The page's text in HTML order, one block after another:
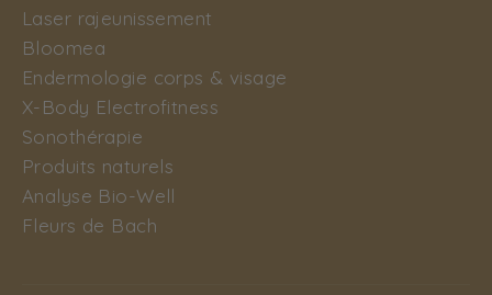
Laser rajeunissement
Bloomea
Endermologie corps & visage
X-Body Electrofitness
Sonothérapie
Produits naturels
Analyse Bio-Well
Fleurs de Bach